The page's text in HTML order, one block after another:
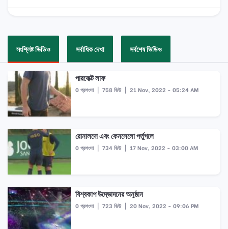
সংশ্লিষ্ট ভিডিও সর্বাধিক দেখা সর্বশেষ ভিডিও
পারফেক্ট লাফ
0 প্রশংসা | 758 ভিউ | 21 Nov, 2022 - 05:24 AM
রোনালদো এবং কেনসেলো পর্তুগলে
0 প্রশংসা | 734 ভিউ | 17 Nov, 2022 - 03:00 AM
বিশ্বকাপ উদ্ভোদনের অনুষ্ঠান
0 প্রশংসা | 723 ভিউ | 20 Nov, 2022 - 09:06 PM